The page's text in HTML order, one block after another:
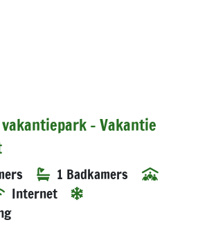
- Vakantie
1 Badkamers
Internet